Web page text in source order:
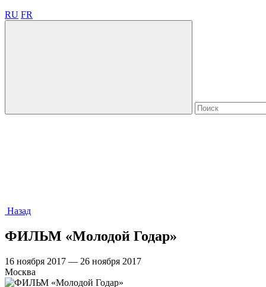
RU FR
Назад
ФИЛЬМ «Молодой Годар»
16 ноября 2017 — 26 ноября 2017
Москва